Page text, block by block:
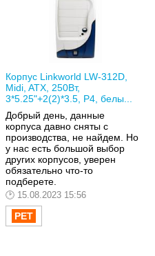
Корпус Linkworld LW-312D,
Midi, ATX, 250Вт,
3*5.25"+2(2)*3.5, P4, белы...
Добрый день, данные
корпуса давно сняты с
производства, не найдем. Но
у нас есть большой выбор
других корпусов, уверен
обязательно что-то
подберете.
15.08.2023 15:56